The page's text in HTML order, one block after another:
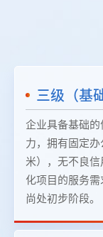
三级（基
企业具备基础
力，拥有固定
米），无不良
化项目的服务
尚处初步阶段。